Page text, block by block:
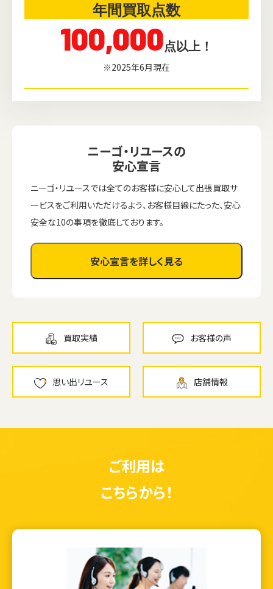
年間買取点数
100,000点以上！
※2025年6月現在
ニーゴ・リユースの
安心宣言
ニーゴ・リユースでは全てのお客様に安心して出張買取サ
ービスをご利用いただけるよう、お客様目線にたった、安心
安全な10の事項を徹底しております。
安心宣言を詳しく見る
買取実績 お客様の声
思い出リユース 店舗情報
ご利用は
こちらから！